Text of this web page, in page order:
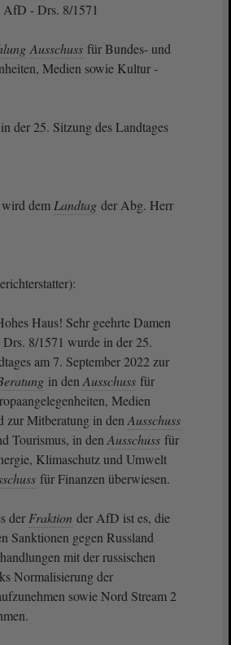
AfD - Drs. 8/1571
Ausschuss für Bundes- und
Medien sowie Kultur -
in der 25. Sitzung des Landtages
dem Landtag der Abg. Herr
Haus! Sehr geehrte Damen
8/1571 wurde in der 25.
am 7. September 2022 zur
in den Ausschuss für
Medien
zur Mitberatung in den Ausschuss
Tourismus, in den Ausschuss für
Klimaschutz und Umwelt
für Finanzen überwiesen.
der Fraktion der AfD ist es, die
Sanktionen gegen Russland
mit der russischen
Normalisierung der
sowie Nord Stream 2